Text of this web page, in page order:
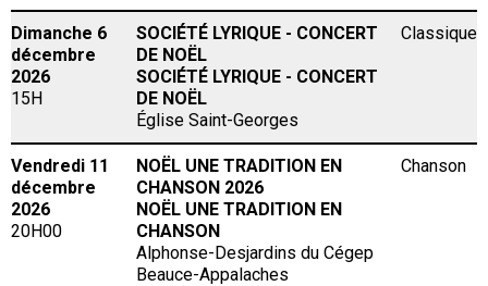
Dimanche 6
décembre
2026
15H
SOCIÉTÉ LYRIQUE - CONCERT
DE NOËL
SOCIÉTÉ LYRIQUE - CONCERT
DE NOËL
Église Saint-Georges
Classique
Vendredi 11
décembre
2026
20H00
NOËL UNE TRADITION EN
CHANSON 2026
NOËL UNE TRADITION EN
CHANSON
Alphonse-Desjardins du Cégep
Beauce-Appalaches
Chanson